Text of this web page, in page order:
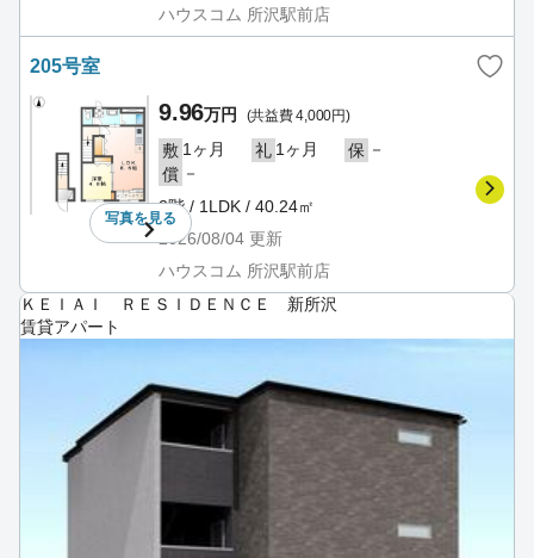
ハウスコム 所沢駅前店
205号室
写真を見る
9.96万円 (共益費 4,000円)
敷 1ヶ月 礼 1ヶ月 保 －
償 －
2階 / 1LDK / 40.24㎡
2026/08/04 更新
ハウスコム 所沢駅前店
ＫＥＩＡＩ ＲＥＳＩＤＥＮＣＥ 新所沢
賃貸アパート